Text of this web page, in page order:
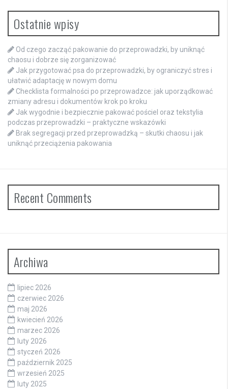
Ostatnie wpisy
Od czego zacząć pakowanie do przeprowadzki, by uniknąć
chaosu i dobrze się zorganizować
Jak przygotować psa do przeprowadzki, by ograniczyć stres i
ułatwić adaptację w nowym domu
Checklista formalności po przeprowadzce: jak uporządkować
zmiany adresu i dokumentów krok po kroku
Jak wygodnie i bezpiecznie pakować pościel oraz tekstylia
podczas przeprowadzki – praktyczne wskazówki
Brak segregacji przed przeprowadzką – skutki chaosu i jak
uniknąć przeciążenia pakowania
Recent Comments
Archiwa
lipiec 2026
czerwiec 2026
maj 2026
kwiecień 2026
marzec 2026
luty 2026
styczeń 2026
październik 2025
wrzesień 2025
luty 2025